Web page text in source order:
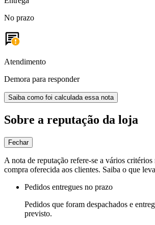
No prazo
Atendimento
Demora para responder
Saiba como foi calculada essa nota
Sobre a reputação da loja
Fechar
A nota de reputação refere-se a vários
compra oferecida aos clientes. Saiba o que
Pedidos entregues no prazo
Pedidos que foram despachados e
previsto.